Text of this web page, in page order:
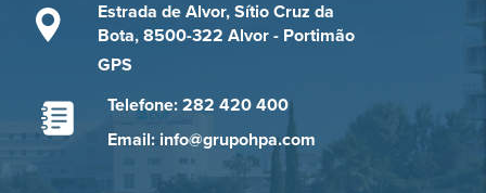
Estrada de Alvor, Sítio Cruz da
Bota, 8500-322 Alvor - Portimão
GPS
Telefone: 282 420 400
Email: info@grupohpa.com